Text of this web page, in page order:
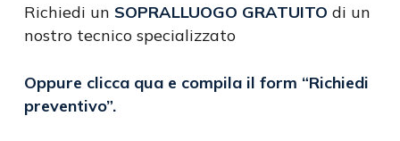
Richiedi un SOPRALLUOGO GRATUITO di un
nostro tecnico specializzato
Oppure clicca qua e compila il form “Richiedi
preventivo”.